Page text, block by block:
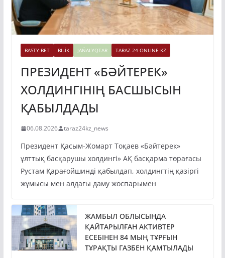
BASTY BET BILİK JAŃALYQTAR TARAZ 24 ONLINE KZ
ПРЕЗИДЕНТ «БӘЙТЕРЕК»
ХОЛДИНГІНІҢ БАСШЫСЫН
ҚАБЫЛДАДЫ
06.08.2026 taraz24kz_news
Президент Қасым-Жомарт Тоқаев «Бәйтерек»
ұлттық басқарушы холдингі» АҚ басқарма төрағасы
Рустам Қарағойшинді қабылдап, холдингтің қазіргі
жұмысы мен алдағы даму жоспарымен
ЖАМБЫЛ ОБЛЫСЫНДА
ҚАЙТАРЫЛҒАН АКТИВТЕР
ЕСЕБІНЕН 84 МЫҢ ТҰРҒЫН
ТҰРАҚТЫ ГАЗБЕН ҚАМТЫЛАДЫ